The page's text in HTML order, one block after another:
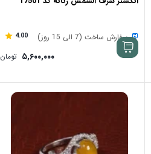
سفارش ساخت (7 الی 15 روز) 4.00
۵,۶۰۰,۰۰۰ تومان